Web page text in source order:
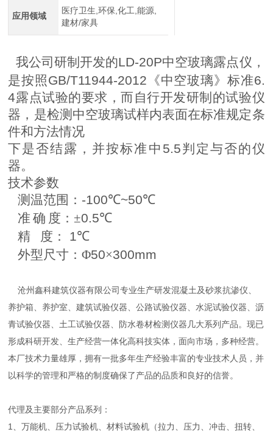
应用领域
医疗卫生,环保,化工,能源,
建材/家具
我公司研制开发的LD-20P中空玻璃露点仪，
是按照GB/T11944-2012 《中空玻璃》标准6.
4露点试验的要求，而自行开发研制的试验仪
器，是检测中空玻璃试样内表面在标准规定条
件和方法情况
下是否结露，并按标准中 5.5判定与否的仪
器。
技术参数
测温范围： -100℃~50℃
准 确 度：±0.5℃
精
度： 1℃
外型尺寸：Φ50×300mm
沧州鑫科建筑仪器有限公司专业生产研发混凝土及砂浆抗渗仪、
养护箱、养护室、建筑试验仪器、公路试验仪器、水泥试验仪器、沥
青试验仪器、土工试验仪器、防水卷材检测仪器几大系列产品。现已
形成科研开发、生产经营一体化高科技实体，面向市场，多种经营。
本厂技术力量雄厚，拥有一批多年生产经验丰富的专业技术人员，并
以科学的管理和严格的制度确保了产品的品质和良好的信誉。
代理及主要部分产品系列：
1、万能机、压力试验机、材料试验机（拉力、压力、冲击、扭转、